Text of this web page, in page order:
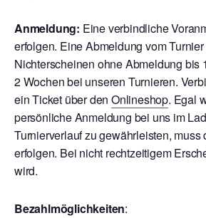
Anmeldung: Eine verbindliche
erfolgen. Eine Abmeldung vom
Nichterscheinen ohne Abmeldung bis
2 Wochen bei unseren Turnieren. V
ein Ticket über denOnlineshop. Egal
persönliche Anmeldung bei uns im
Turnierverlauf zu gewährleisten,
erfolgen. Bei nicht rechtzeitigem
wird.
Bezahlmöglichkeiten: